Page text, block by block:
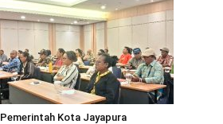
Pemerintah Kota Jayapura